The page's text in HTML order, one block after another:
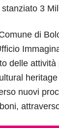
3
di
delle
nuovi